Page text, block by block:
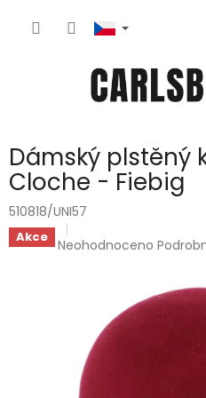
Dámský plstěný
Cloche - Fiebig
510818/UNI57
Akce Průměrné
hvězdiček.
Neohodnoceno